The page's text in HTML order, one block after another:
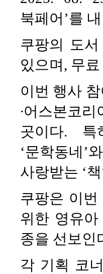
북페어’를
쿠팡의 도
있으며, 무
이번 행사
∙어스본코
곳이다. 특
‘문학동네
사랑받는 ‘
쿠팡은 이번
위한 영유
종을 선보인
각 기획 코